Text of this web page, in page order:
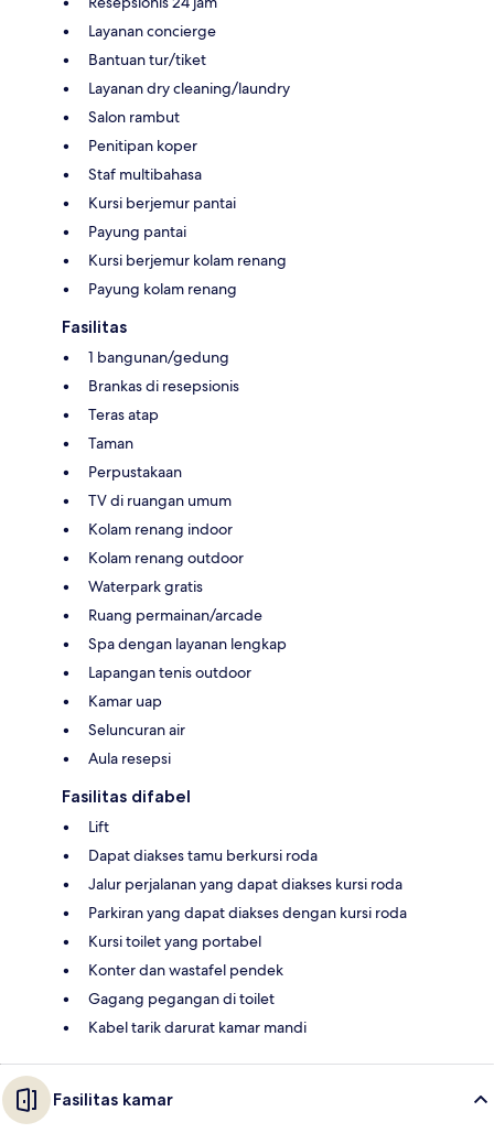
Layanan concierge
Bantuan tur/tiket
Layanan dry cleaning/laundry
Salon rambut
Penitipan koper
Staf multibahasa
Kursi berjemur pantai
Payung pantai
Kursi berjemur kolam renang
Payung kolam renang
Fasilitas
1 bangunan/gedung
Brankas di resepsionis
Teras atap
Taman
Perpustakaan
TV di ruangan umum
Kolam renang indoor
Kolam renang outdoor
Waterpark gratis
Ruang permainan/arcade
Spa dengan layanan lengkap
Lapangan tenis outdoor
Kamar uap
Seluncuran air
Aula resepsi
Fasilitas difabel
Lift
Dapat diakses tamu berkursi roda
Jalur perjalanan yang dapat diakses kursi roda
Parkiran yang dapat diakses dengan kursi roda
Kursi toilet yang portabel
Konter dan wastafel pendek
Gagang pegangan di toilet
Kabel tarik darurat kamar mandi
Fasilitas kamar